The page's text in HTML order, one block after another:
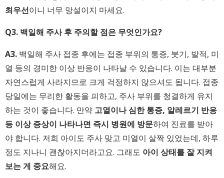
최우선이니 너무 망설이지 마세요.
Q3. 백일해 주사 후 주의할 점은 무엇인가요?
A3. 백일해 주사 접종 후에는 접종 부위의 통증, 붓기, 발적, 미
열 등의 경미한 이상 반응이 나타날 수 있습니다. 이는 대부분
자연스럽게 사라지므로 크게 걱정하지 않으셔도 됩니다. 접종
당일에는 무리한 활동을 피하고, 주사 부위를 청결하게 유지
하는 것이 좋습니다. 만약 고열이나 심한 통증, 알레르기 반응
등 이상 증상이 나타나면 즉시 병원에 방문하여 진료를 받아
야 합니다. 저희 아이도 주사 맞고 미열이 살짝 있었는데, 하루
정도 지나니 괜찮아지더라고요. 그래도 아이 상태를 잘 지켜
보는 게 중요해요.